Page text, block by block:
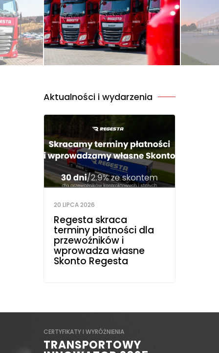
Aktualności i wydarzenia
20 LIPCA 2026
Regesta skraca
terminy płatności dla
przewoźników i
wprowadza własne
Skonto Regesta
CERTYFIKATY I WYRÓŻNIENIA
TRANSPORTOWY